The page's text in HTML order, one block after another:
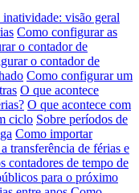
inatividade: visão geral
Como configurar as
o contador de
o contador de
Como configurar um
O que acontece
O que acontece com
ciclo Sobre períodos de
Como importar
transferência de férias e
contadores de tempo de
para o próximo